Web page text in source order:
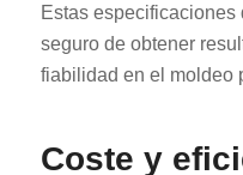
Estas
seguro de obtener
fiabilidad en el moldeo
Coste y